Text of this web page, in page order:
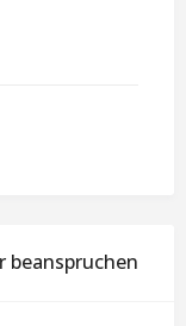
beanspruchen